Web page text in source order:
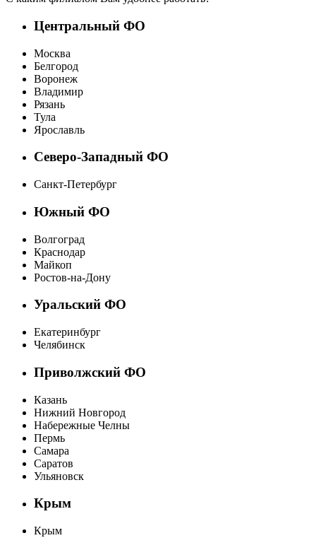
Центральный ФО
Москва
Белгород
Воронеж
Владимир
Рязань
Тула
Ярославль
Северо-Западный ФО
Санкт-Петербург
Южный ФО
Волгоград
Краснодар
Майкоп
Ростов-на-Дону
Уральский ФО
Екатеринбург
Челябинск
Приволжский ФО
Казань
Нижний Новгород
Набережные Челны
Пермь
Самара
Саратов
Ульяновск
Крым
Крым